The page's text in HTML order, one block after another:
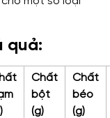
quả:
Chất
bột
(g)
Chất
béo
(g)